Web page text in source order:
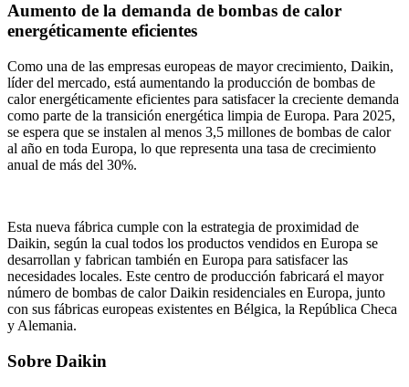
Aumento de la demanda de bombas de calor
energéticamente eficientes
Como una de las empresas europeas de mayor crecimiento, Daikin,
líder del mercado, está aumentando la producción de bombas de
calor energéticamente eficientes para satisfacer la creciente demanda
como parte de la transición energética limpia de Europa. Para 2025,
se espera que se instalen al menos 3,5 millones de bombas de calor
al año en toda Europa, lo que representa una tasa de crecimiento
anual de más del 30%.
Esta nueva fábrica cumple con la estrategia de proximidad de
Daikin, según la cual todos los productos vendidos en Europa se
desarrollan y fabrican también en Europa para satisfacer las
necesidades locales. Este centro de producción fabricará el mayor
número de bombas de calor Daikin residenciales en Europa, junto
con sus fábricas europeas existentes en Bélgica, la República Checa
y Alemania.
Sobre Daikin